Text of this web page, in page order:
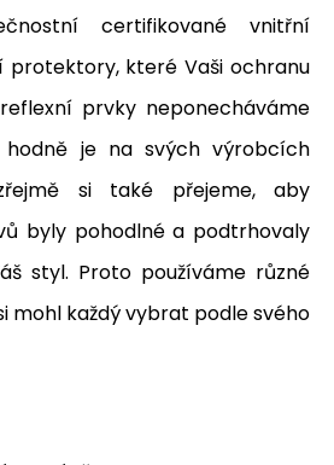
certifikované vnitřní
které Vaši ochranu
prvky neponecháváme
je na svých výrobcích
si také přejeme, aby
byly pohodlné a podtrhovaly
styl. Proto používáme různé
mohl každý vybrat podle svého